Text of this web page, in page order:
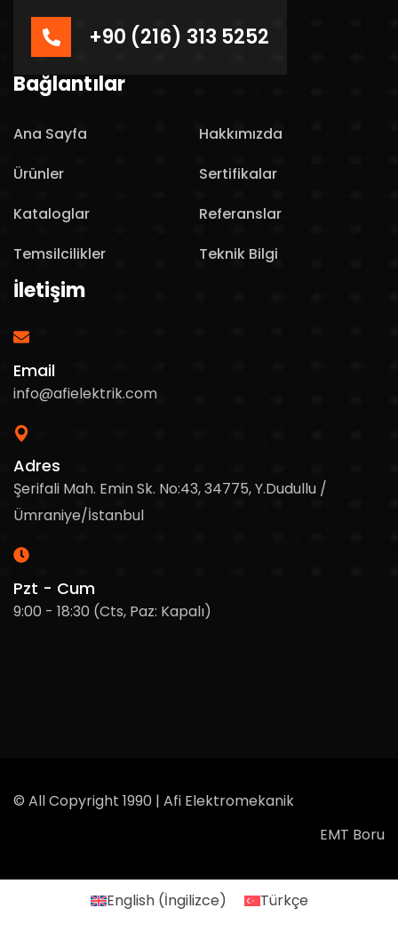
+90 (216) 313 5252
Bağlantılar
Ana Sayfa
Hakkımızda
Ürünler
Sertifikalar
Kataloglar
Referanslar
Temsilcilikler
Teknik Bilgi
İletişim
Email
info@afielektrik.com
Adres
Şerifali Mah. Emin Sk. No:43, 34775, Y.Dudullu /
Ümraniye/İstanbul
Pzt - Cum
9:00 - 18:30 (Cts, Paz: Kapalı)
© All Copyright 1990 | Afi Elektromekanik
EMT Boru
English(İngilizce) Türkçe